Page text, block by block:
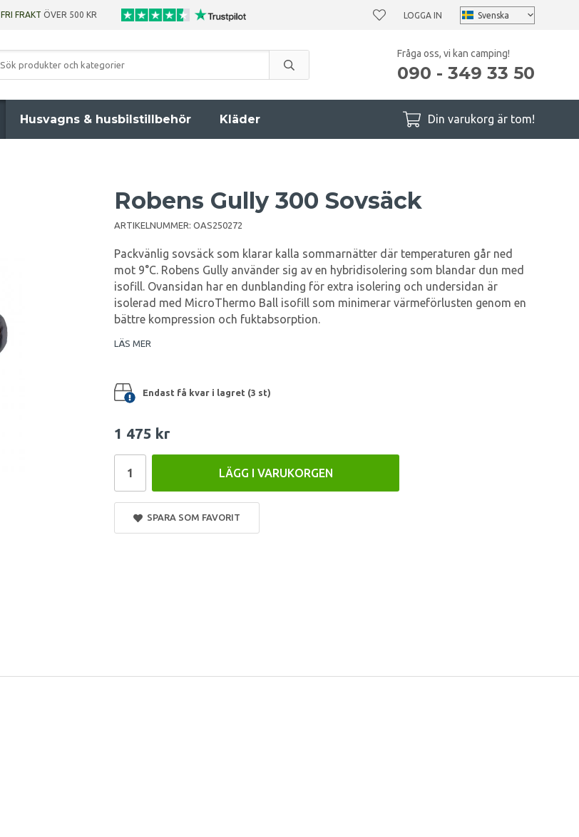
FRI FRAKT ÖVER 500 KR LOGGA IN
Fråga oss, vi kan camping!
090 - 349 33 50
Husvagns & husbilstillbehör Kläder Din varukorg är tom!
Robens Gully 300 Sovsäck
ARTIKELNUMMER: OAS250272
Packvänlig sovsäck som klarar kalla sommarnätter där temperaturen går ned
mot 9°C. Robens Gully använder sig av en hybridisolering som blandar dun med
isofill. Ovansidan har en dunblanding för extra isolering och undersidan är
isolerad med MicroThermo Ball isofill som minimerar värmeförlusten genom en
bättre kompression och fuktabsorption.
LÄS MER
Endast få kvar i lagret (3 st)
1 475 kr
LÄGG I VARUKORGEN
SPARA SOM FAVORIT